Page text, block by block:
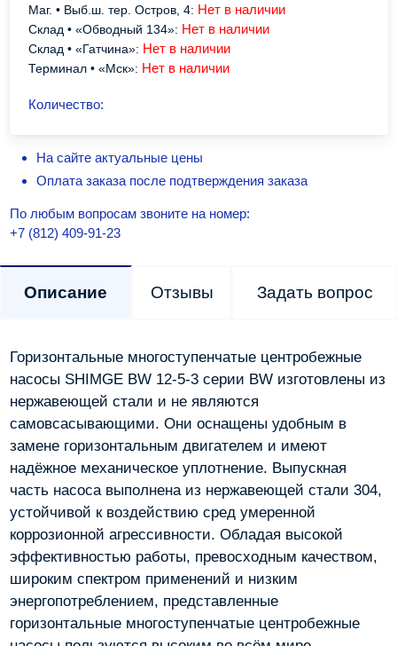
Маг. • Выб.ш. тер. Остров, 4: Нет в наличии
Склад • «Обводный 134»: Нет в наличии
Склад • «Гатчина»: Нет в наличии
Терминал • «Мск»: Нет в наличии
Количество:
На сайте актуальные цены
Оплата заказа после подтверждения заказа
По любым вопросам звоните на номер:
+7 (812) 409-91-23
Описание Отзывы Задать вопрос
Горизонтальные многоступенчатые центробежные
насосы SHIMGE BW 12-5-3 серии BW изготовлены из
нержавеющей стали и не являются
самовсасывающими. Они оснащены удобным в
замене горизонтальным двигателем и имеют
надёжное механическое уплотнение. Выпускная
часть насоса выполнена из нержавеющей стали 304,
устойчивой к воздействию сред умеренной
коррозионной агрессивности. Обладая высокой
эффективностью работы, превосходным качеством,
широким спектром применений и низким
энергопотреблением, представленные
горизонтальные многоступенчатые центробежные